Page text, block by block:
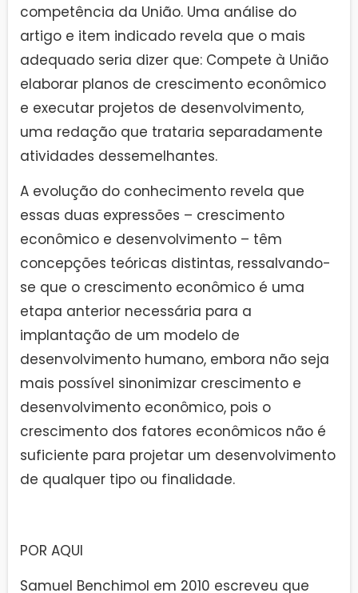
competência da União. Uma análise do
artigo e item indicado revela que o mais
adequado seria dizer que: Compete à União
elaborar planos de crescimento econômico
e executar projetos de desenvolvimento,
uma redação que trataria separadamente
atividades dessemelhantes.
A evolução do conhecimento revela que
essas duas expressões – crescimento
econômico e desenvolvimento – têm
concepções teóricas distintas, ressalvando-
se que o crescimento econômico é uma
etapa anterior necessária para a
implantação de um modelo de
desenvolvimento humano, embora não seja
mais possível sinonimizar crescimento e
desenvolvimento econômico, pois o
crescimento dos fatores econômicos não é
suficiente para projetar um desenvolvimento
de qualquer tipo ou finalidade.
POR AQUI
Samuel Benchimol em 2010 escreveu que